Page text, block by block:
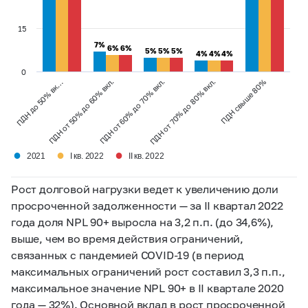
7%
7%
5%
5% 4%
4%
6%
6% 5%
5% 4%
4%
6%
6% 5%
5% 4%
4%
ПДН до 50% вк…ПДН от 50% до 60% вкл.ПДН от 60% до 70% вкл.ПДН от 70% до 80% вкл. ПДН свыше 80%
0
15
● 2021 ● I кв. 2022 ● II кв. 2022
Рост долговой нагрузки ведет к увеличению доли
просроченной задолженности — за II квартал 2022
года доля NPL 90+ выросла на 3,2 п.п. (до 34,6%),
выше, чем во время действия ограничений,
связанных с пандемией COVID-19 (в период
максимальных ограничений рост составил 3,3 п.п.,
максимальное значение NPL 90+ в II квартале 2020
года — 32%). Основной вклад в рост просроченной